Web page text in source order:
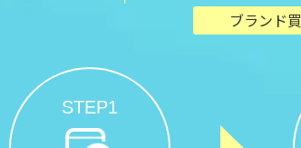
ブランド
STEP1